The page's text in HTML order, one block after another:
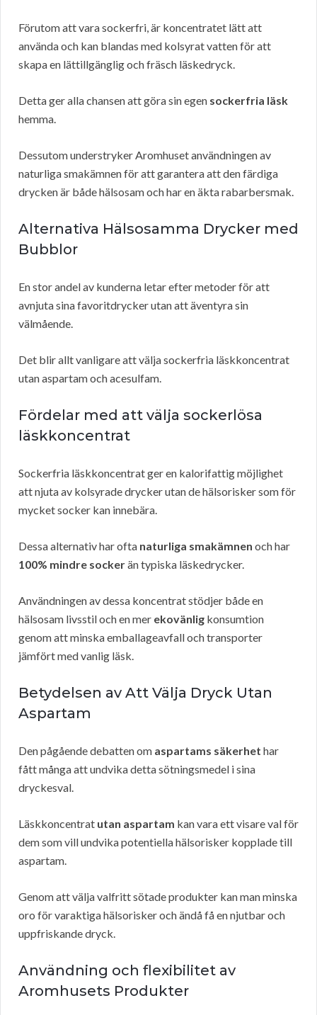
Förutom att vara sockerfri, är koncentratet lätt att
använda och kan blandas med kolsyrat vatten för att
skapa en lättillgänglig och fräsch läskedryck.
Detta ger alla chansen att göra sin egen sockerfria läsk
hemma.
Dessutom understryker Aromhuset användningen av
naturliga smakämnen för att garantera att den färdiga
drycken är både hälsosam och har en äkta rabarbersmak.
Alternativa Hälsosamma Drycker med
Bubblor
En stor andel av kunderna letar efter metoder för att
avnjuta sina favoritdrycker utan att äventyra sin
välmående.
Det blir allt vanligare att välja sockerfria läskkoncentrat
utan aspartam och acesulfam.
Fördelar med att välja sockerlösa
läskkoncentrat
Sockerfria läskkoncentrat ger en kalorifattig möjlighet
att njuta av kolsyrade drycker utan de hälsorisker som för
mycket socker kan innebära.
Dessa alternativ har ofta naturliga smakämnen och har
100% mindre sockerän typiska läskedrycker.
Användningen av dessa koncentrat stödjer både en
hälsosam livsstil och en mer ekovänlig konsumtion
genom att minska emballageavfall och transporter
jämfört med vanlig läsk.
Betydelsen av Att Välja Dryck Utan
Aspartam
Den pågående debatten om aspartams säkerhet har
fått många att undvika detta sötningsmedel i sina
dryckesval.
Läskkoncentrat utan aspartam kan vara ett visare val för
dem som vill undvika potentiella hälsorisker kopplade till
aspartam.
Genom att välja valfritt sötade produkter kan man minska
oro för varaktiga hälsorisker och ändå få en njutbar och
uppfriskande dryck.
Användning och flexibilitet av
Aromhusets Produkter